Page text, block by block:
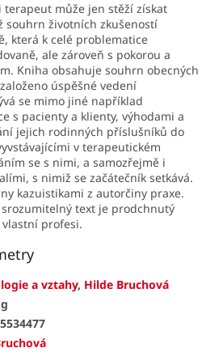
může jen stěží získat
souhrn životních zkušeností
která k celé problematice
ale zároveň s pokorou a
Kniha obsahuje souhrn obecných
úspěšné vedení
se mimo jiné například
s pacienty a klienty, výhodami a
jejich rodinných příslušníků do
v terapeutickém
se s nimi, a samozřejmě i
s nimiž se začátečník setkává.
kazuistikami z autorčiny praxe.
text je prodchnutý
profesi.
a vztahy, Hilde Bruchová